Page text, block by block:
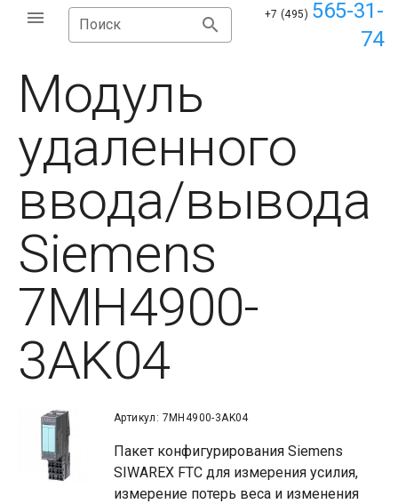
Поиск
+7 (495) 565-31-
74
Модуль
удаленного
ввода/вывода
Siemens
7MH4900-
3AK04
Артикул: 7MH4900-3AK04
Пакет конфигурирования Siemens
SIWAREX FTC для измерения усилия,
измерение потерь веса и изменения